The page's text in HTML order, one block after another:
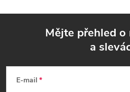
Mějte přehled o
a
E-mail